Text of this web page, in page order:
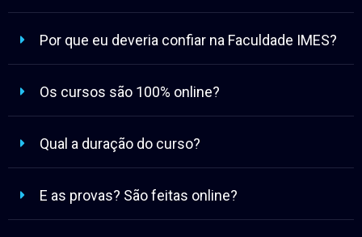
Por que eu deveria confiar na Faculdade IMES?
Os cursos são 100% online?
Qual a duração do curso?
E as provas? São feitas online?